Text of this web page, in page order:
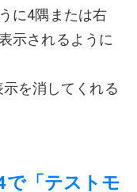
に4隅または右
示されるように
を消してくれる
で「テストモ